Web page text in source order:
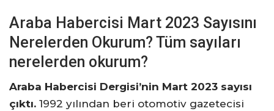
Araba Habercisi Mart 2023 Sayısını
Nerelerden Okurum? Tüm sayıları
nerelerden okurum?
Araba Habercisi Dergisi’nin Mart 2023 sayısı
çıktı. 1992 yılından beri otomotiv gazetecisi